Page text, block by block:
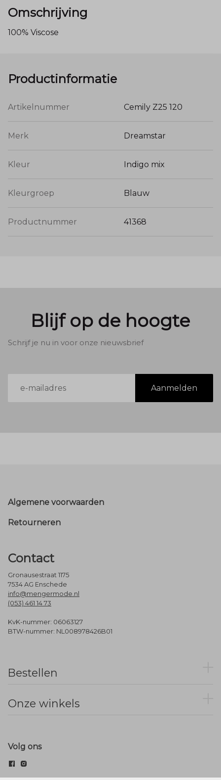
Omschrijving
100% Viscose
Productinformatie
Artikelnummer Cemily Z25 120
Merk Dreamstar
Kleur Indigo mix
Kleurgroep Blauw
Productnummer 41368
Blijf op de hoogte
Schrijf je nu in voor onze nieuwsbrief
mailadres
Aanmelden
Footer
Algemene voorwaarden
Retourneren
Contact
Gronausestraat 1175
7534 AG Enschede
info@mengermode.nl
(053) 461 14 73
KvK-nummer: 06063127
BTW-nummer: NL008978426B01
Bestellen
Onze winkels
Volg ons